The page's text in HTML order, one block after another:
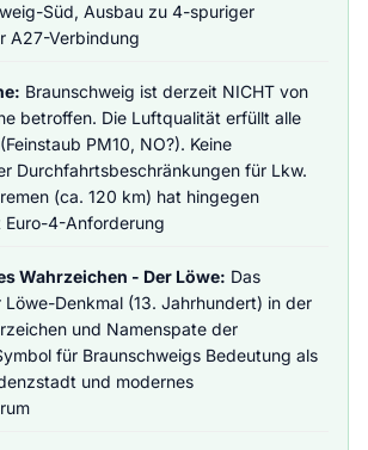
Süd, Ausbau zu 4-spuriger
A27-Verbindung
Braunschweig ist derzeit NICHT von
betroffen. Die Luftqualität erfüllt alle
PM10, NO?). Keine
Durchfahrtsbeschränkungen für Lkw.
(ca. 120 km) hat hingegen
Euro-4-Anforderung
Wahrzeichen - Der Löwe: Das
Löwe-Denkmal (13. Jahrhundert) in der
und Namenspate der
für Braunschweigs Bedeutung als
und modernes